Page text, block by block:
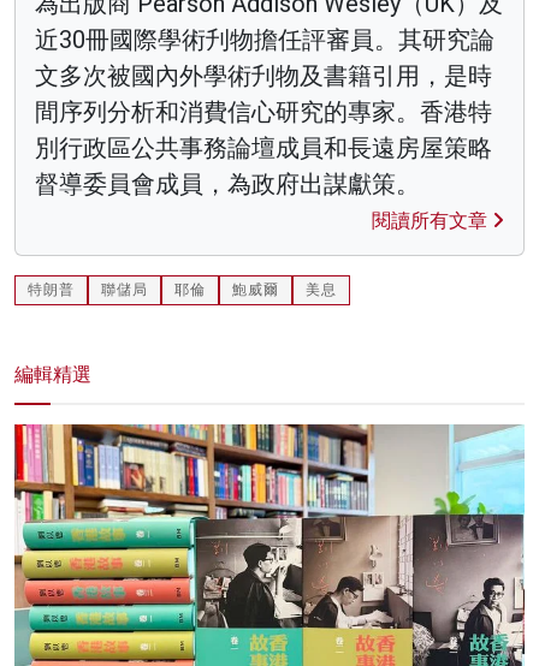
近30冊國際學術刋物擔任評審員。其研究論
文多次被國內外學術刋物及書籍引用，是時
間序列分析和消費信心研究的專家。香港特
別行政區公共事務論壇成員和長遠房屋策略
督導委員會成員，為政府出謀獻策。
閱讀所有文章
特朗普 聯儲局 耶倫 鮑威爾 美息
編輯精選